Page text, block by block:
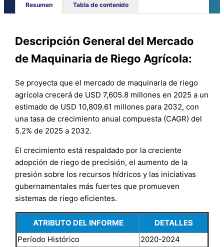
Resumen Tabla de contenido
Descripción General del Mercado
de Maquinaria de Riego Agrícola:
Se proyecta que el mercado de maquinaria de riego
agrícola crecerá de USD 7,605.8 millones en 2025 a un
estimado de USD 10,809.61 millones para 2032, con
una tasa de crecimiento anual compuesta (CAGR) del
5.2% de 2025 a 2032.
El crecimiento está respaldado por la creciente
adopción de riego de precisión, el aumento de la
presión sobre los recursos hídricos y las iniciativas
gubernamentales más fuertes que promueven
sistemas de riego eficientes.
ATRIBUTO DEL INFORME
DETALLES
Período Histórico
2020-2024